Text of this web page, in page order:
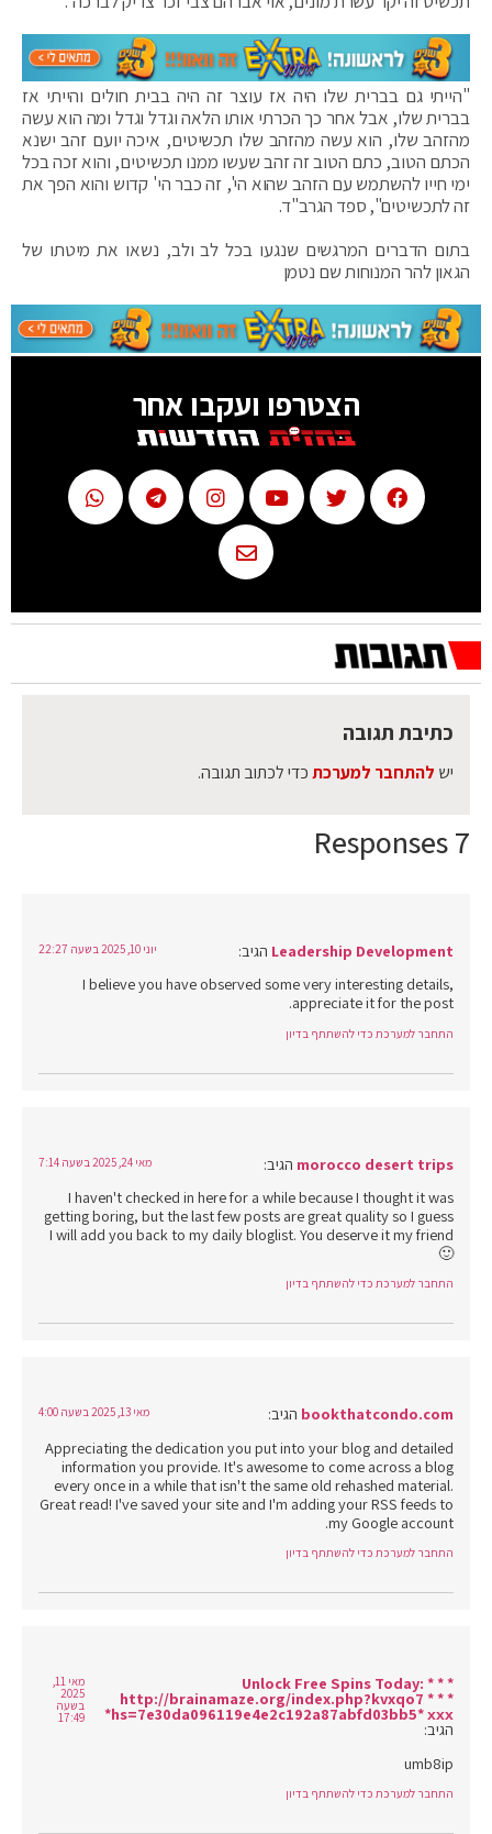
"הייתי גם בברית שלו היה אז עוצר זה היה בבית חולים והייתי אז
בברית שלו, אבל אחר כך הכרתי אותו הלאה וגדל וגדל ומה הוא עשה
מהזהב שלו, הוא עשה מהזהב שלו תכשיטים, איכה יועם זהב ישנא
הכתם הטוב, כתם הטוב זה זהב שעשו ממנו תכשיטים, והוא זכה בכל
ימי חייו להשתמש עם הזהב שהוא הי', זה כבר הי' קדוש והוא הפך את
זה לתכשיטים", ספד הגרב"ד.
בתום הדברים המרגשים שנגעו בכל לב ולב, נשאו את מיטתו של
הגאון להר המנוחות שם נטמן
הצטרפו ועקבו אחר
7 Responses
Leadership Development הגיב: יוני 10, 2025 בשעה 22:27
I believe you have observed some very interesting details,
appreciate it for the post.
התחבר למערכת כדי להשתתף בדיון
morocco desert trips הגיב: מאי 24, 2025 בשעה 7:14
I haven't checked in here for a while because I thought it was
getting boring, but the last few posts are great quality so I guess
I will add you back to my daily bloglist. You deserve it my friend
🙂
התחבר למערכת כדי להשתתף בדיון
bookthatcondo.com הגיב: מאי 13, 2025 בשעה 4:00
Appreciating the dedication you put into your blog and detailed
information you provide. It's awesome to come across a blog
every once in a while that isn't the same old rehashed material.
Great read! I've saved your site and I'm adding your RSS feeds to
my Google account.
התחבר למערכת כדי להשתתף בדיון
* * * Unlock Free Spins Today:
http://brainamaze.org/index.php?kvxqo7 * * *
hs=7e30da096119e4e2c192a87abfd03bb5* ххх*
הגיב:
מאי 11,
2025
בשעה
17:49
umb8ip
התחבר למערכת כדי להשתתף בדיון
כתיבת תגובה
יש להתחבר למערכתכדי לכתוב תגובה.